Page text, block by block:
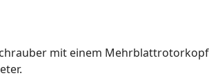
mit einem